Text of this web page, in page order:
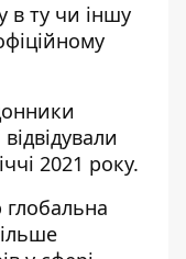
в ту чи іншу
2021 року.